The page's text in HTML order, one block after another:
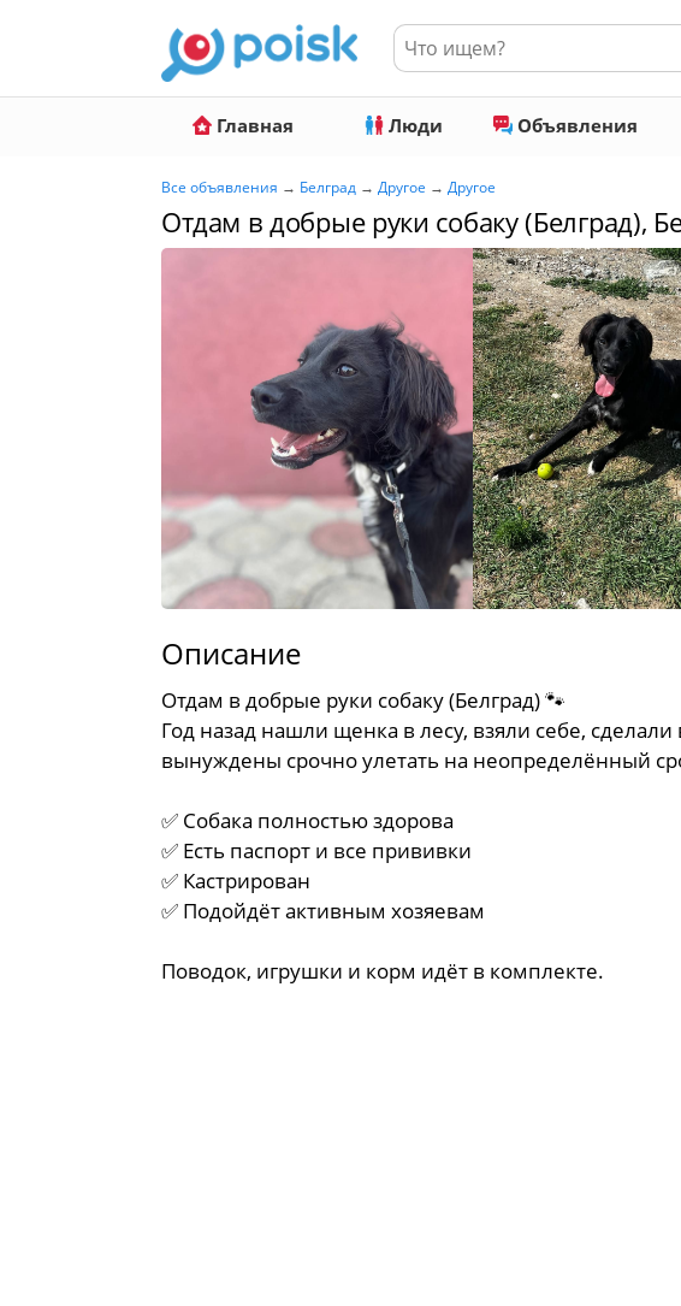
Главная Люди Объявления
Все объявления → Белград →Другое →Другое
Отдам в добрые руки собаку (Белград),
Описание
Отдам в добрые руки собаку (Белград) 🐾
Год назад нашли щенка в лесу, взяли себе,
вынуждены срочно улетать на неопределённый
✅ Собака полностью здорова
✅ Есть паспорт и все прививки
✅ Кастрирован
✅ Подойдёт активным хозяевам
Поводок, игрушки и корм идёт в комплекте.